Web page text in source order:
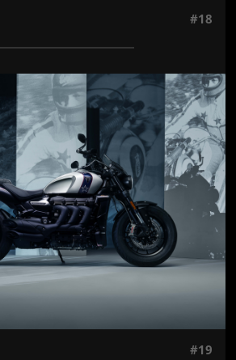
#18
Jön még kép!
#19